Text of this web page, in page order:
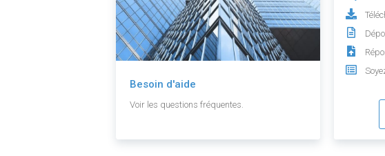
Besoin d'aide
Voir les questions fréquentes.